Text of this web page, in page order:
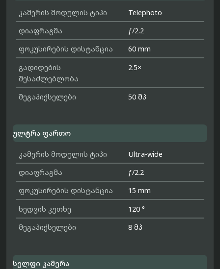
კამერის მოდულის ტიპი
Telephoto
დიაფრაგმა
ƒ/2.2
ფოკუსირების დისტანცია
60 mm
გადიდების
შესაძლებლობა
2.5×
მეგაპიქსელები 50 მპ
ულტრა ფართო
კამერის მოდულის ტიპი
Ultra-wide
დიაფრაგმა
ƒ/2.2
ფოკუსირების დისტანცია
15 mm
ხედვის კუთხე
120 °
მეგაპიქსელები
8 მპ
სელფი კამერა